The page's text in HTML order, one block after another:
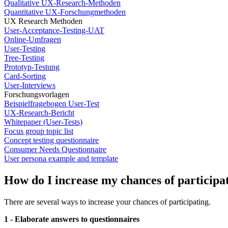
Qualitative UX-Research-Methoden
Quantitative UX-Forschungmethoden
UX Research Methoden
User-Acceptance-Testing-UAT
Online-Umfragen
User-Testing
Tree-Testing
Prototyp-Testung
Card-Sorting
User-Interviews
Forschungsvorlagen
Beispielfragebogen User-Test
UX-Research-Bericht
Whitepaper (User-Tests)
Focus group topic list
Concept testing questionnaire
Consumer Needs Questionnaire
User persona example and template
How do I increase my chances of
There are several ways to increase your chances of participating.
1 - Elaborate answers to questionnaires